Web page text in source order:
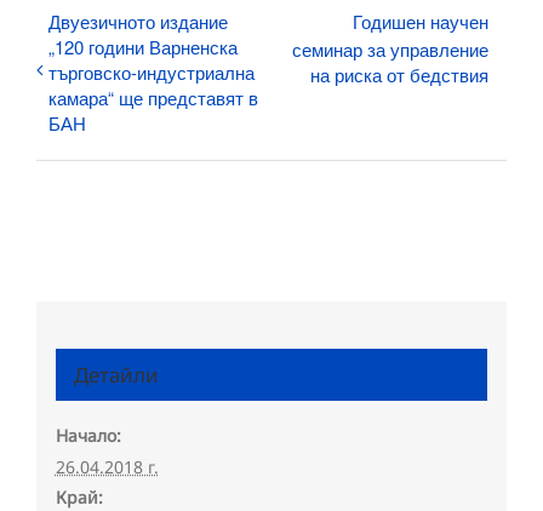
Двуезичното издание
„120 години Варненска
търговско-индустриална
камара“ ще представят в
БАН
Годишен научен
семинар за управление
на риска от бедствия
Детайли
Начало:
26.04.2018 г.
Край: